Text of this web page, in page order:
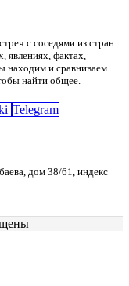
с соседями из стран
фактах,
находим и сравниваем
найти общее.
Telegram
дом 38/61, индекс